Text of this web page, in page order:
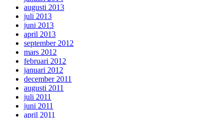
augusti 2013
juli 2013
juni 2013
april 2013
september 2012
mars 2012
februari 2012
januari 2012
december 2011
augusti 2011
juli 2011
juni 2011
april 2011